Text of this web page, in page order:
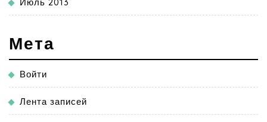
Мета
Войти
Лента записей